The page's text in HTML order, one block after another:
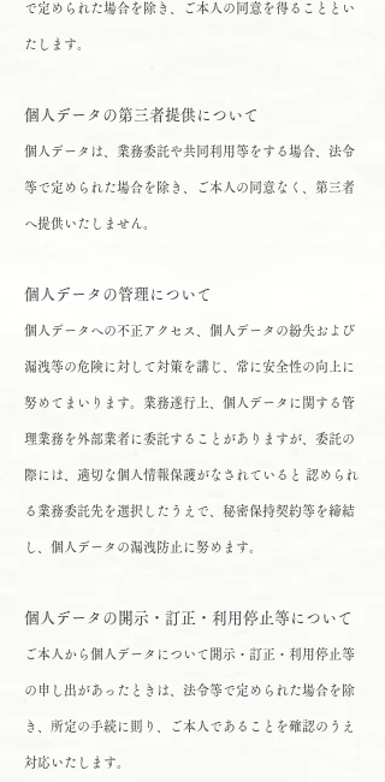
で定められた場合を除き、ご本人の同意を得ることとい
たします。
個人データの第三者提供について
個人データは、業務委託や共同利用等をする場合、法令
等で定められた場合を除き、ご本人の同意なく、第三者
へ提供いたしません。
個人データの管理について
個人データへの不正アクセス、個人データの紛失および
漏洩等の危険に対して対策を講じ、常に安全性の向上に
努めてまいります。業務遂行上、個人データに関する管
理業務を外部業者に委託することがありますが、委託の
際には、適切な個人情報保護がなされていると 認められ
る業務委託先を選択したうえで、秘密保持契約等を締結
し、個人データの漏洩防止に努めます。
個人データの開示・訂正・利用停止等について
ご本人から個人データについて開示・訂正・利用停止等
の申し出があったときは、法令等で定められた場合を除
き、所定の手続に則り、ご本人であることを確認のうえ
対応いたします。